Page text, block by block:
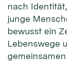
nach
junge
bewusst ein
Lebenswege